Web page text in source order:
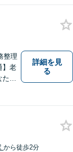
整理
】老
か
お
完
詳細を見
る
から徒歩2分